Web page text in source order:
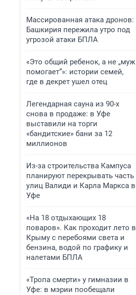
Массированная атака дронов:
Башкирия пережила утро под
угрозой атаки БПЛА
«Это общий ребенок, а не „муж
помогает“»: истории семей,
где в декрет ушел отец
Легендарная сауна из 90-х
снова в продаже: в Уфе
выставили на торги
«бандитские» бани за 12
миллионов
Из-за строительства Кампуса
планируют перекрывать часть
улиц Валиди и Карла Маркса в
Уфе
«На 18 отдыхающих 18
поваров». Как проходит лето в
Крыму с перебоями света и
бензина, водой по графику и
налетами БПЛА
«Тропа смерти» у гимназии в
Уфе: в мэрии пообещали